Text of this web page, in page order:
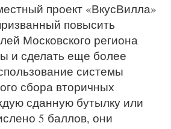
проект «ВкусВилла»
повысить
Московского региона
и сделать еще более
системы
сбора вторичных
сданную бутылку или
5 баллов, они